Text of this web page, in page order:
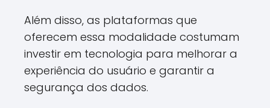
Além disso, as plataformas que
oferecem essa modalidade costumam
investir em tecnologia para melhorar a
experiência do usuário e garantir a
segurança dos dados.